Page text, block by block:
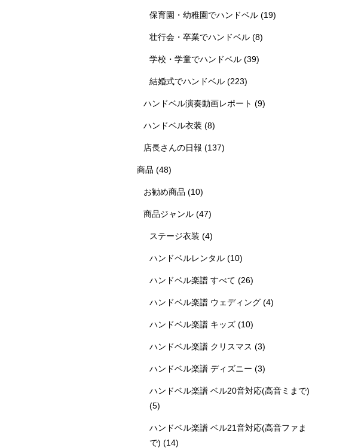
保育園・幼稚園でハンドベル (19)
壮行会・卒業でハンドベル (8)
学校・学童でハンドベル (39)
結婚式でハンドベル (223)
ハンドベル演奏動画レポート (9)
ハンドベル衣装 (8)
店長さんの日報 (137)
商品 (48)
お勧め商品 (10)
商品ジャンル(47)
ステージ衣装 (4)
ハンドベルレンタル (10)
ハンドベル楽譜 すべて (26)
ハンドベル楽譜 ウェディング (4)
ハンドベル楽譜 キッズ (10)
ハンドベル楽譜 クリスマス (3)
ハンドベル楽譜 ディズニー (3)
ハンドベル楽譜 ベル20音対応(高音ミまで)
(5)
ハンドベル楽譜 ベル21音対応(高音ファま
で) (14)